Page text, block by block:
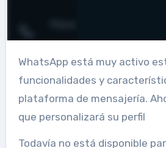
WhatsApp está muy activo este año agregando
funcionalidades y
plataforma de mensajería.
que personalizará su perfil
Todavía no está disponible para todos, ya que